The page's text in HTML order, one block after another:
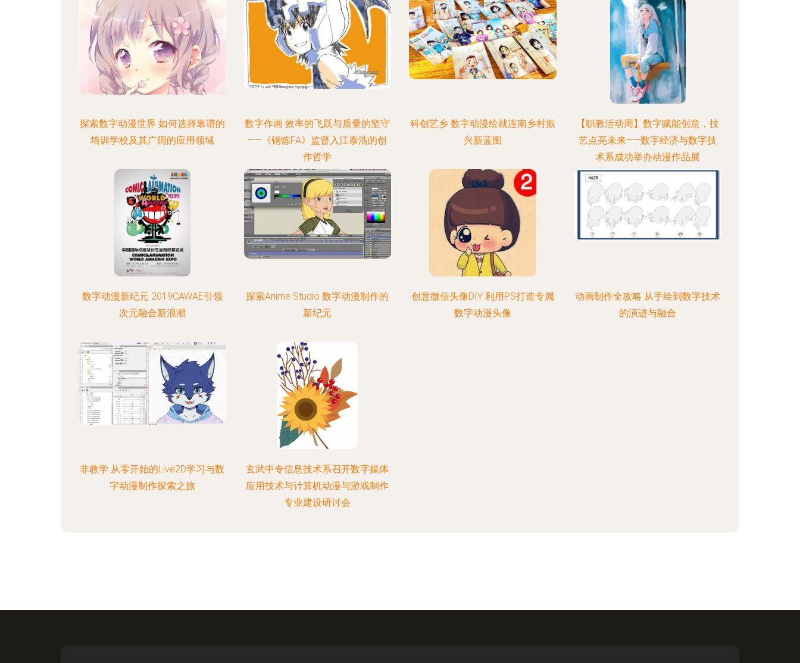
探索数字动漫世界 如何选择靠谱的
培训学校及其广阔的应用领域
数字作画 效率的飞跃与质量的坚守
——《钢炼FA》监督入江泰浩的创
作哲学
科创艺乡 数字动漫绘就连南乡村振
兴新蓝图
【职教活动周】数字赋能创意，技
艺点亮未来——数字经济与数字技
术系成功举办动漫作品展
数字动漫新纪元 2019CAWAE引领
次元融合新浪潮
探索Anime Studio 数字动漫制作的
新纪元
创意微信头像DIY 利用PS打造专属
数字动漫头像
动画制作全攻略 从手绘到数字技术
的演进与融合
非教学 从零开始的Live2D学习与数
字动漫制作探索之旅
玄武中专信息技术系召开数字媒体
应用技术与计算机动漫与游戏制作
专业建设研讨会